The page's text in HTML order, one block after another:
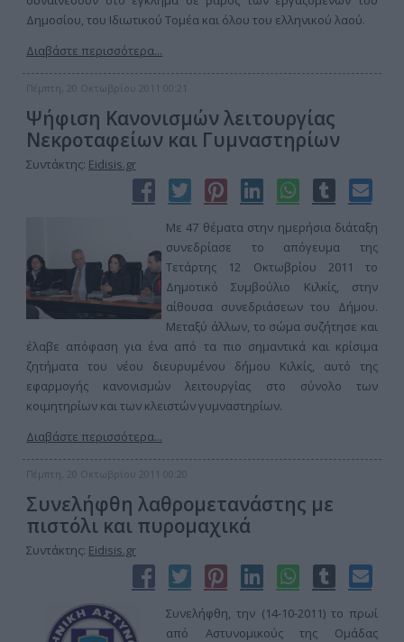
Δημοσίου, του Ιδιωτικού Τομέα και όλου του ελληνικού λαού.
Διαβάστε περισσότερα...
Πέμπτη, 20 Οκτωβρίου 2011 00:21
Ψήφιση Κανονισμών λειτουργίας
Νεκροταφείων και Γυμναστηρίων
Συντάκτης: Eidisis.gr
Με 47 θέματα στην ημερήσια διάταξη
συνεδρίασε το απόγευμα της
Τετάρτης 12 Οκτωβρίου 2011 το
Δημοτικό Συμβούλιο Κιλκίς, στην
αίθουσα συνεδριάσεων του Δήμου.
Μεταξύ άλλων, το σώμα συζήτησε και
έλαβε απόφαση για ένα από τα πιο σημαντικά και κρίσιμα
ζητήματα του νέου διευρυμένου δήμου Κιλκίς, αυτό της
εφαρμογής κανονισμών λειτουργίας στο σύνολο των
κοιμητηρίων και των κλειστών γυμναστηρίων.
Διαβάστε περισσότερα...
Πέμπτη, 20 Οκτωβρίου 2011 00:20
Συνελήφθη λαθρομετανάστης με
πιστόλι και πυρομαχικά
Συντάκτης: Eidisis.gr
Συνελήφθη, την (14-10-2011) το πρωί
από Αστυνομικούς της Ομάδας